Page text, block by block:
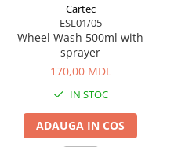
Cartec
ESL01/05
Wheel Wash 500ml with
sprayer
170,00 MDL
IN STOC
ADAUGA IN COS